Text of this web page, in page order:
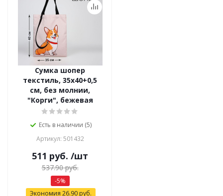
Сумка шопер
текстиль, 35х40+0,5
см, без молнии,
"Корги", бежевая
Есть в наличии (5)
Артикул: 501432
511 руб. /шт
537.90руб.
-5%
Экономия 26.90 руб.